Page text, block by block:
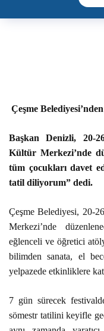
THE
Çeşme
Başkan Denizli, 20-
Kültür Merkezi’nde
tüm çocukları davet
tatil diliyorum” dedi.
Çeşme Belediyesi, 20-
Merkezi’nde
eğlenceli ve öğretici
bilimden sanata, el
yelpazede etkinliklere
7 gün sürecek
sömestr tatilini keyifle